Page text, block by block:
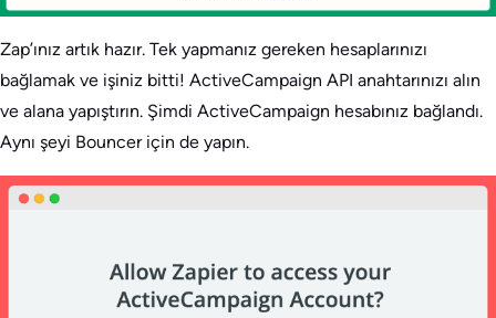
Zap’ınız artık hazır. Tek yapmanız gereken hesaplarınızı
bağlamak ve işiniz bitti! ActiveCampaign API anahtarınızı alın
ve alana yapıştırın. Şimdi ActiveCampaign hesabınız bağlandı.
Aynı şeyi Bouncer için de yapın.